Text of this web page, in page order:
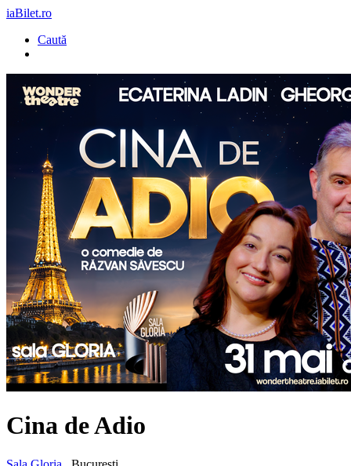
iaBilet.ro
Caută
Cina de Adio